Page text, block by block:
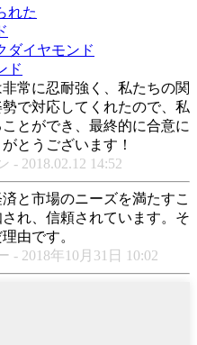
れた
ダイヤモンド
ド
常に忍耐強く、私たちの関
で対応してくれたので、私
とができ、最終的に合意に
とうございます！
- 2018.02.12 14:52
と市場のニーズを満たすこ
れ、信頼されています。そ
由です。
- 2018年10月31日 10:02